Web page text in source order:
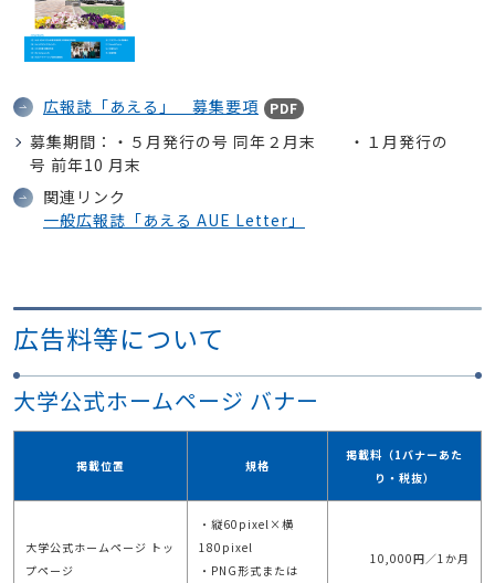
広報誌「あえる」 募集要項 PDF
募集期間：・５月発行の号 同年２月末 ・１月発行の
号 前年10 月末
関連リンク
一般広報誌「あえる AUE Letter」
広告料等について
大学公式ホームページ バナー
掲載位置 規格
掲載料（1バナーあた
り・税抜）
大学公式ホームページ トッ
プページ
・縦60pixel×横
180pixel
・PNG形式または
10,000円／1か月